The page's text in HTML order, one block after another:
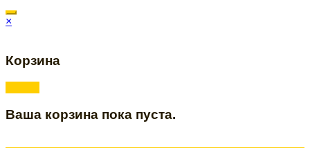
×
Корзина
Ваша корзина пока пуста.